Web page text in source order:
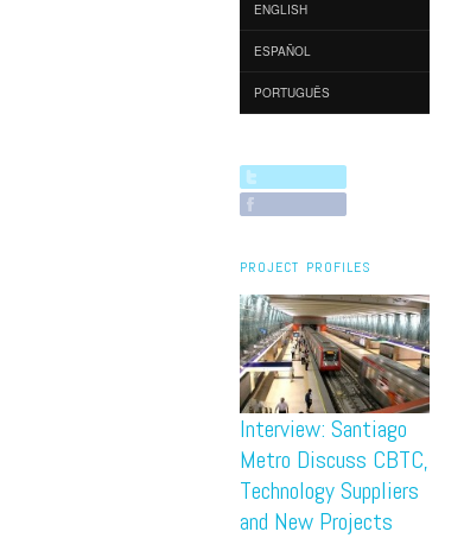
ENGLISH
ESPAÑOL
PORTUGUÊS
PROJECT PROFILES
Interview: Santiago
Metro Discuss CBTC,
Technology Suppliers
and New Projects